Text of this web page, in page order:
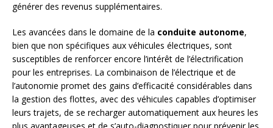
générer des revenus supplémentaires.
Les avancées dans le domaine de la conduite autonome,
bien que non spécifiques aux véhicules électriques, sont
susceptibles de renforcer encore l’intérêt de l’électrification
pour les entreprises. La combinaison de l’électrique et de
l’autonomie promet des gains d’efficacité considérables dans
la gestion des flottes, avec des véhicules capables d’optimiser
leurs trajets, de se recharger automatiquement aux heures les